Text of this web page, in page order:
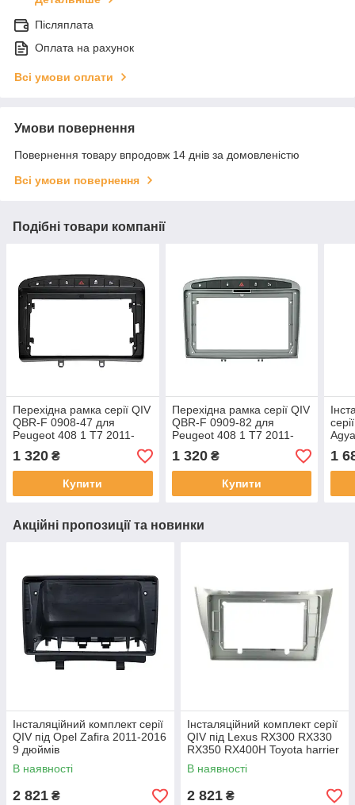
Післяплата
Оплата на рахунок
Всі умови оплати
Умови повернення
Повернення товару впродовж 14 днів за домовленістю
Всі умови повернення
Подібні товари компанії
Перехідна рамка серії QIV
QBR-F 0908-47 для
Peugeot 408 1 T7 2011-
2021, 308 2007-2013 (F2)
9 дюймів
1 320 ₴
Купити
Перехідна рамка серії QIV
QBR-F 0909-82 для
Peugeot 408 1 T7 2011-
2021, 308 2007-2013 (F1)
9 дюймів
1 320₴
Купити
1
Акційні пропозиції та новинки
Інсталяційний комплект серії
QIV під Opel Zafira 2011-2016
9 дюймів
В наявності
2 821 ₴
Інсталяційний комплект серії
QIV під Lexus RX300 RX330
RX350 RX400H Toyota harrier
2003-2009 (F2) 10 дюймів
В наявності
2 821 ₴